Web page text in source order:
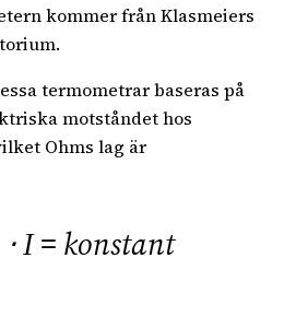
kommer från Klasmeiers
termometrar baseras på
motståndet hos
Ohms lag är
⋅ I = konstant